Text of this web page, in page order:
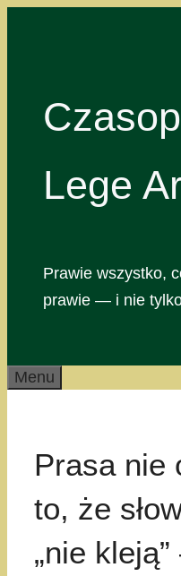
Lege
Prawie wszystko,
prawie — i nie
Menu
Prasa nie
to, że
„nie